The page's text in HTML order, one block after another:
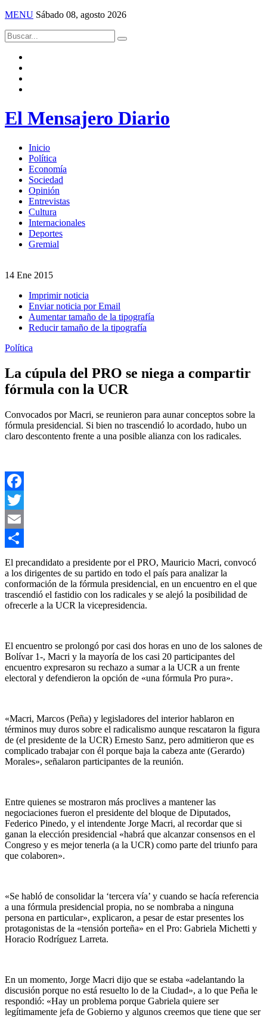
MENU Sábado 08, agosto 2026
El Mensajero Diario
Inicio
Política
Economía
Sociedad
Opinión
Entrevistas
Cultura
Internacionales
Deportes
Gremial
14 Ene 2015
Imprimir noticia
Enviar noticia por Email
Aumentar tamaño de la tipografía
Reducir tamaño de la tipografía
Política
La cúpula del PRO se niega a compartir
fórmula con la UCR
Convocados por Macri, se reunieron para aunar conceptos sobre la
fórmula presidencial. Si bien no trascendió lo acordado, hubo un
claro descontento frente a una posible alianza con los radicales.
Facebook
Twitter
Email
Compartir
El precandidato a presidente por el PRO, Mauricio Macri, convocó
a los dirigentes de su partido en todo el país para analizar la
conformación de la fórmula presidencial, en un encuentro en el que
trascendió el fastidio con los radicales y se alejó la posibilidad de
ofrecerle a la UCR la vicepresidencia.
El encuentro se prolongó por casi dos horas en uno de los salones de
Bolívar 1-, Macri y la mayoría de los casi 20 participantes del
encuentro expresaron su rechazo a sumar a la UCR a un frente
electoral y defendieron la opción de «una fórmula Pro pura».
«Macri, Marcos (Peña) y legisladores del interior hablaron en
términos muy duros sobre el radicalismo aunque rescataron la figura
de (el presidente de la UCR) Ernesto Sanz, pero admitieron que es
complicado trabajar con él porque baja la cabeza ante (Gerardo)
Morales», señalaron participantes de la reunión.
Entre quienes se mostraron más proclives a mantener las
negociaciones fueron el presidente del bloque de Diputados,
Federico Pinedo, y el intendente Jorge Macri, al recordar que si
ganan la elección presidencial «habrá que alcanzar consensos en el
Congreso y es mejor tenerla (a la UCR) como parte del triunfo para
que colaboren».
«Se habló de consolidar la ‘tercera vía’ y cuando se hacía referencia
a una fórmula presidencial propia, no se nombraba a ninguna
persona en particular», explicaron, a pesar de estar presentes los
protagonistas de la «tensión porteña» en el Pro: Gabriela Michetti y
Horacio Rodríguez Larreta.
En un momento, Jorge Macri dijo que se estaba «adelantando la
discusión porque no está resuelto lo de la Ciudad», a lo que Peña le
respondió: «Hay un problema porque Gabriela quiere ser
legítimamente jefa de Gobierno y algunos creemos que tiene que ser